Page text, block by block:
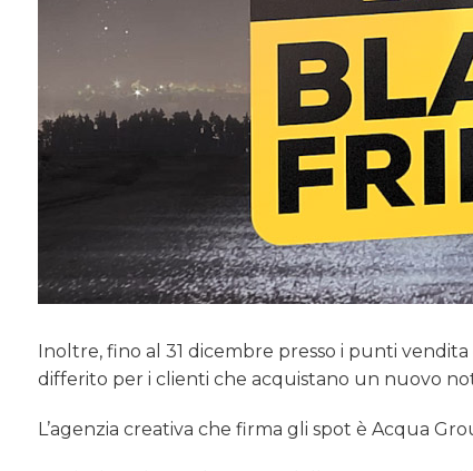
Inoltre, fino al 31 dicembre presso i punti
differito per i clienti che acquistano un nuovo
L’agenzia creativa che firma gli spot è Acqua